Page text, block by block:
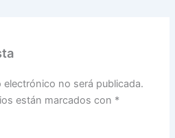
electrónico no será publicada.
están marcados con *